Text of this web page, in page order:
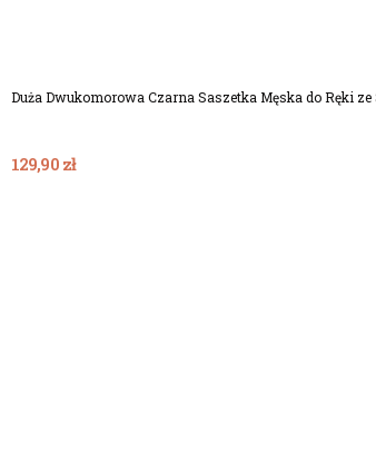
Duża Dwukomorowa Czarna Saszetka Męska do Ręki ze
129,90 zł